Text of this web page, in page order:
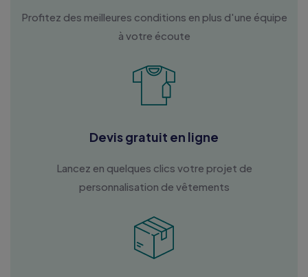
Profitez des meilleures conditions en plus d'une équipe
à votre écoute
Devis gratuit en ligne
Lancez en quelques clics votre projet de
personnalisation de vêtements